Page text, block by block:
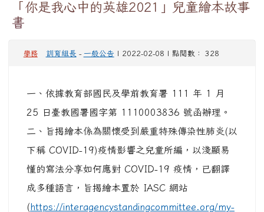
「你是我心中的英雄2021」兒童繪本故事
書
學務 訓育組長 - 一般公告 | 2022-02-08 | 點閱數： 328
一、依據教育部國民及學前教育署 111 年 1 月
25 日臺教國署國字第 1110003836 號函辦理。
二、旨揭繪本係為關懷受到嚴重特殊傳染性肺炎(以
下稱 COVID-19)疫情影響之兒童所編，以淺顯易
懂的寫法分享如何應對 COVID-19 疫情，已翻譯
成多種語言，旨揭繪本置於 IASC 網站
(https://interagencystandingcommittee.org/my-